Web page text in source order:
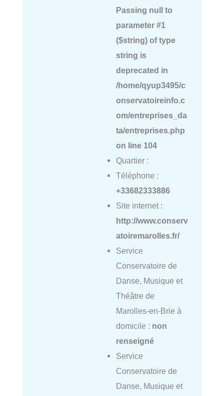
Passing null to
parameter #1
($string) of type
string is
deprecated in
/home/qyup3495/c
onservatoireinfo.c
om/entreprises_da
ta/entreprises.php
on line 104
Quartier :
Téléphone :
+33682333886
Site internet :
http://www.conserv
atoiremarolles.fr/
Service
Conservatoire de
Danse, Musique et
Théâtre de
Marolles-en-Brie à
domicile : non
renseigné
Service
Conservatoire de
Danse, Musique et